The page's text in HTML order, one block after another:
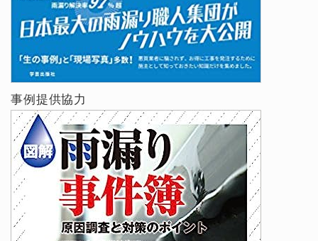
事例提供協力